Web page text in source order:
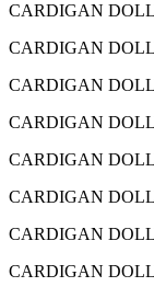
CARDIGAN
CARDIGAN
CARDIGAN
CARDIGAN
CARDIGAN
CARDIGAN
CARDIGAN
CARDIGAN